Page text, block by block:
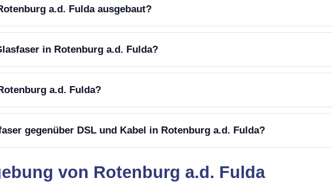
a.d. Fulda ausgebaut?
in Rotenburg a.d. Fulda?
a.d. Fulda?
gegenüber DSL und Kabel in Rotenburg a.d. Fulda?
von Rotenburg a.d. Fulda